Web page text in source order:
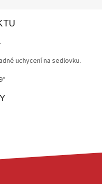
uchycení na sedlovku.